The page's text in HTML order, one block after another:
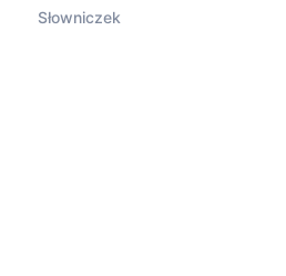
Słowniczek